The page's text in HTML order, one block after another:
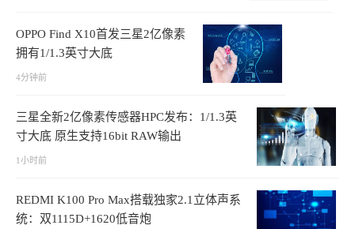
OPPO Find X10首发三星2亿像素
拥有1/1.3英寸大底
4分钟前
三星全新2亿像素传感器HPC发布：1/1.3英
寸大底 原生支持16bit RAW输出
1小时前
REDMI K100 Pro Max搭载独家2.1立体声系
统：双1115D+1620低音炮